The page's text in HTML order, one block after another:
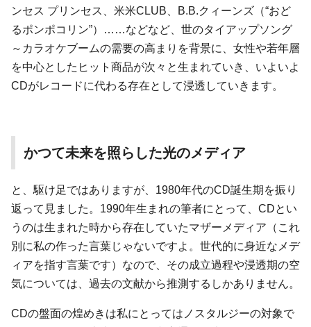
ンセス プリンセス、米米CLUB、B.B.クィーンズ（“おど
るポンポコリン”）……などなど、世のタイアップソング
～カラオケブームの需要の高まりを背景に、女性や若年層
を中心としたヒット商品が次々と生まれていき、いよいよ
CDがレコードに代わる存在として浸透していきます。
かつて未来を照らした光のメディア
と、駆け足ではありますが、1980年代のCD誕生期を振り
返って見ました。1990年生まれの筆者にとって、CDとい
うのは生まれた時から存在していたマザーメディア（これ
別に私の作った言葉じゃないですよ。世代的に身近なメデ
ィアを指す言葉です）なので、その成立過程や浸透期の空
気については、過去の文献から推測するしかありません。
CDの盤面の煌めきは私にとってはノスタルジーの対象で